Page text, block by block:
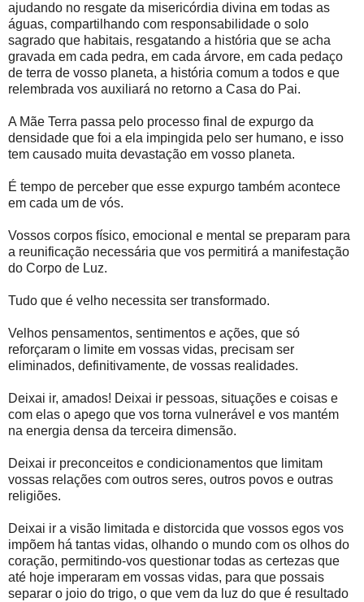
ajudando no resgate da misericórdia divina em todas as
águas, compartilhando com responsabilidade o solo
sagrado que habitais, resgatando a história que se acha
gravada em cada pedra, em cada árvore, em cada pedaço
de terra de vosso planeta, a história comum a todos e que
relembrada vos auxiliará no retorno a Casa do Pai.
A Mãe Terra passa pelo processo final de expurgo da
densidade que foi a ela impingida pelo ser humano, e isso
tem causado muita devastação em vosso planeta.
É tempo de perceber que esse expurgo também acontece
em cada um de vós.
Vossos corpos físico, emocional e mental se preparam para
a reunificação necessária que vos permitirá a manifestação
do Corpo de Luz.
Tudo que é velho necessita ser transformado.
Velhos pensamentos, sentimentos e ações, que só
reforçaram o limite em vossas vidas, precisam ser
eliminados, definitivamente, de vossas realidades.
Deixai ir, amados! Deixai ir pessoas, situações e coisas e
com elas o apego que vos torna vulnerável e vos mantém
na energia densa da terceira dimensão.
Deixai ir preconceitos e condicionamentos que limitam
vossas relações com outros seres, outros povos e outras
religiões.
Deixai ir a visão limitada e distorcida que vossos egos vos
impõem há tantas vidas, olhando o mundo com os olhos do
coração, permitindo-vos questionar todas as certezas que
até hoje imperaram em vossas vidas, para que possais
separar o joio do trigo, o que vem da luz do que é resultado